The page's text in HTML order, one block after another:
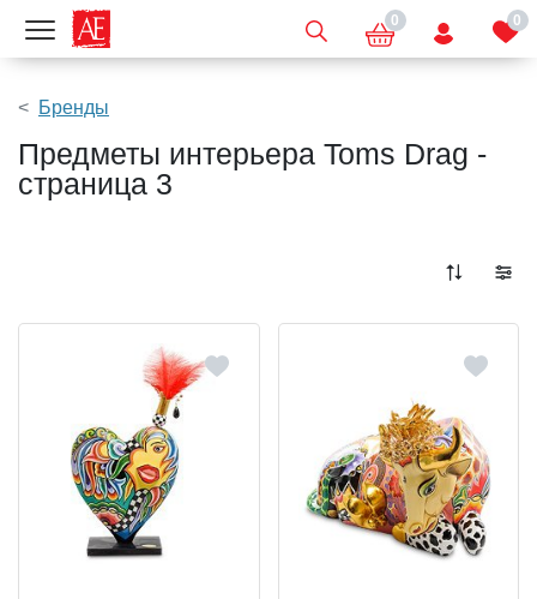
Показать меню 0 0
Бренды
Предметы интерьера Toms Drag -
страница 3